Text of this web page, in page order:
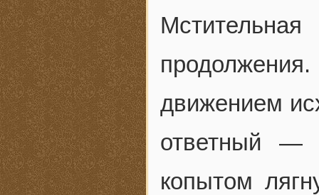
движением
ответный —
копытом